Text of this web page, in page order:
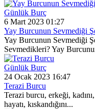
Günlük Burç
6 Mart 2023 01:27
Yay Burcunun Sevmediği
Yay Burcunun Sevmediği
Sevmedikleri? Yay
Günlük Burç
24 Ocak 2023 16:47
Terazi Burcu
Terazi burcu, erkeği,
hayatı, kıskandığını...